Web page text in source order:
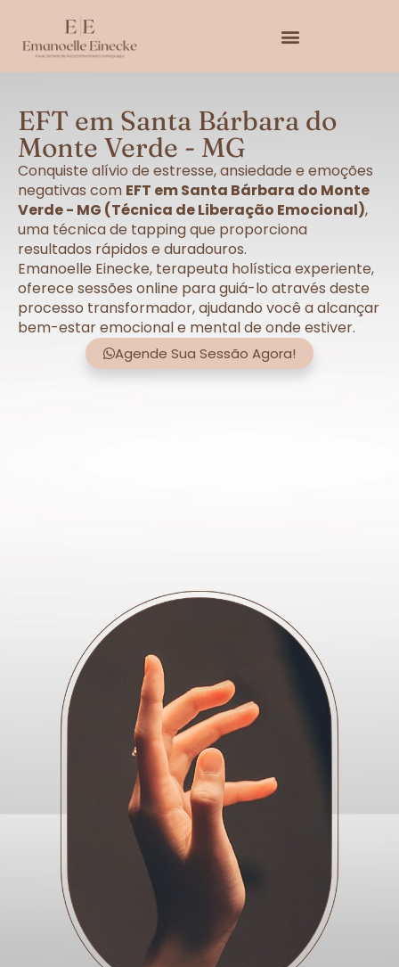
EFT em Santa Bárbara do
Monte Verde - MG
Conquiste alívio de estresse, ansiedade e emoções
negativas com EFT em Santa Bárbara do Monte
Verde - MG (Técnica de Liberação Emocional),
uma técnica de tapping que proporciona
resultados rápidos e duradouros.
Emanoelle Einecke, terapeuta holística experiente,
oferece sessões online para guiá-lo através deste
processo transformador, ajudando você a alcançar
bem-estar emocional e mental de onde estiver.
Agende Sua Sessão Agora!